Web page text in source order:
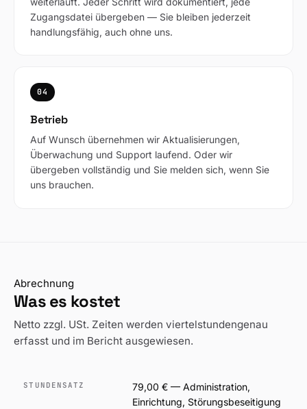
Zugangsdatei übergeben — Sie bleiben jederzeit
handlungsfähig, auch ohne uns.
04
Betrieb
Auf Wunsch übernehmen wir Aktualisierungen,
Überwachung und Support laufend. Oder wir
übergeben vollständig und Sie melden sich, wenn Sie
uns brauchen.
Abrechnung
Was es kostet
Netto zzgl. USt. Zeiten werden viertelstundengenau
erfasst und im Bericht ausgewiesen.
STUNDENSATZ
79,00 € — Administration,
Einrichtung, Störungsbeseitigung